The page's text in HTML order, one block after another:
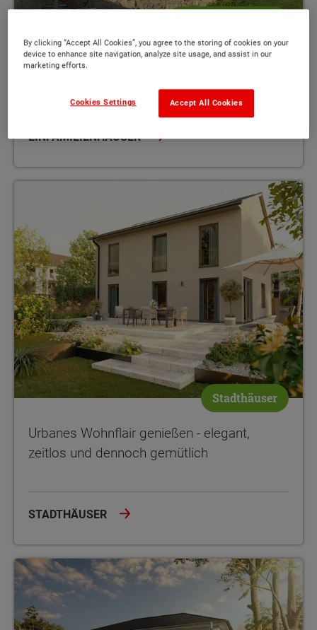
Das eigene Zuhause - kompakt, flexibel,
sicher und massiv
EINFAMILIENHÄUSER
Urbanes Wohnflair genießen - elegant, zeitlos und dennoch
Stadthäuser
Urbanes Wohnflair genießen - elegant,
zeitlos und dennoch gemütlich
STADTHÄUSER
Gebaut für zwei Familien und für ganze Generationen
By clicking “Accept All Cookies”, you agree to the storing of cookies on your
device to enhance site navigation, analyze site usage, and assist in our
marketing efforts.
Accept All Cookies
Cookies Settings